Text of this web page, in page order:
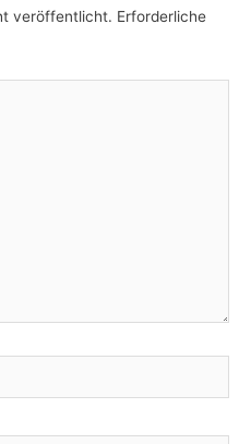
veröffentlicht. Erforderliche